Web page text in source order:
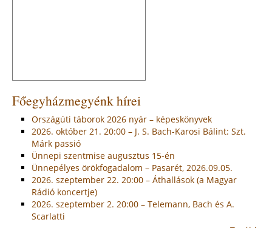
Főegyházmegyénk hírei
Országúti táborok 2026 nyár – képeskönyvek
2026. október 21. 20:00 – J. S. Bach-Karosi Bálint: Szt.
Márk passió
Ünnepi szentmise augusztus 15-én
Ünnepélyes örökfogadalom – Pasarét, 2026.09.05.
2026. szeptember 22. 20:00 – Áthallások (a Magyar
Rádió koncertje)
2026. szeptember 2. 20:00 – Telemann, Bach és A.
Scarlatti